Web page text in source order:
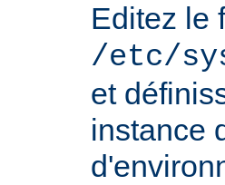
Editez le
/etc/
et
instance